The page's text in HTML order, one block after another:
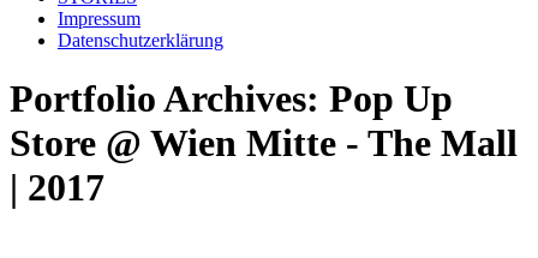
Impressum
Datenschutzerklärung
Portfolio Archives: Pop Up
Store @ Wien Mitte - The Mall
| 2017